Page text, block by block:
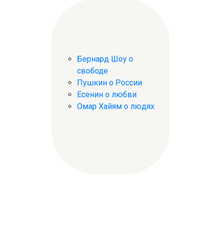
Бернард Шоу о
свободе
Пушкин о России
Есенин о любви
Омар Хайям о людях